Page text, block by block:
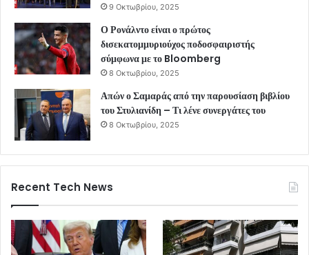
9 Οκτωβρίου, 2025
Ο Ρονάλντο είναι ο πρώτος
δισεκατομμυριούχος ποδοσφαιριστής
σύμφωνα με το Bloomberg
8 Οκτωβρίου, 2025
Απών ο Σαμαράς από την παρουσίαση βιβλίου
του Στυλιανίδη – Τι λένε συνεργάτες του
8 Οκτωβρίου, 2025
Recent Tech News